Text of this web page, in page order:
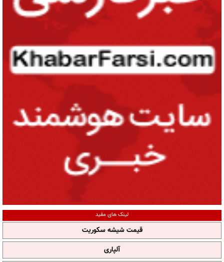
لینک های مفید
قیمت شیشه سکوریت
آلپاری